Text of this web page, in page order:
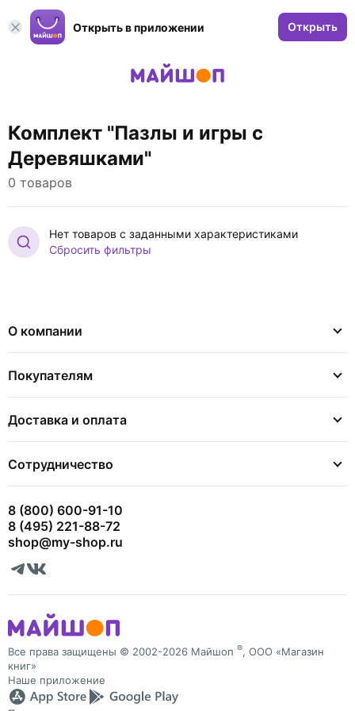
Открыть в приложении Открыть
Комплект "Пазлы и игры с
Деревяшками"
0 товаров
Нет товаров с заданными характеристиками
Сбросить фильтры
О компании
Покупателям
Доставка и оплата
Сотрудничество
8 (800) 600-91-10
8 (495) 221-88-72
shop@my-shop.ru
Все права защищены © 2002-2026 Майшоп ®, ООО «Магазин
книг»
Наше приложение